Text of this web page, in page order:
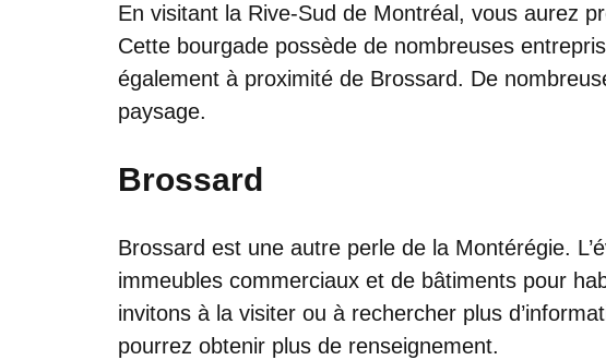
En visitant la Rive-Sud de Montréal, vous aurez
Cette bourgade possède de nombreuses
également à proximité de Brossard. De
paysage.
Brossard
Brossard est une autre perle de la Montérégie.
immeubles commerciaux et de bâtiments pour
invitons à la visiter ou à rechercher plus
pourrez obtenir plus de renseignement.